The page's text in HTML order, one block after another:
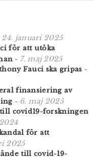
24. januari 2025
för att utöka
- 7. maj 2025
Fauci ska gripas -
finansiering av
- 6. maj 2025
covid19-forskningen
för att
2025
till covid-19-